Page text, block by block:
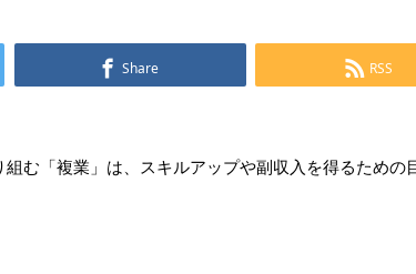
Share RSS
む「複業」は、スキルアップや副収入を得るため